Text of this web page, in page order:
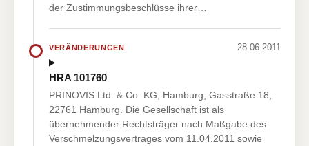
der Zustimmungsbeschlüsse ihrer…
VERÄNDERUNGEN 28.06.2011
HRA 101760
PRINOVIS Ltd. & Co. KG, Hamburg, Gasstraße 18,
22761 Hamburg. Die Gesellschaft ist als
übernehmender Rechtsträger nach Maßgabe des
Verschmelzungsvertrages vom 11.04.2011 sowie